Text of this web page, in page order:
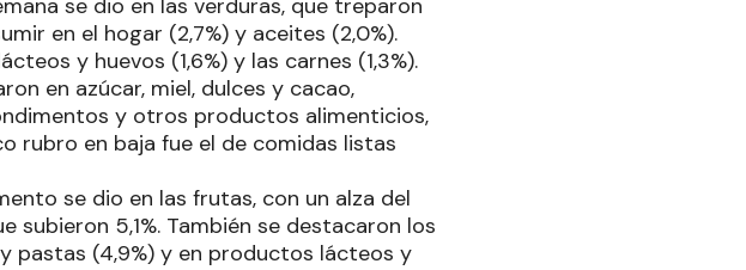
se dio en las verduras, que treparon
en el hogar (2,7%) y aceites (2,0%).
y huevos (1,6%) y las carnes (1,3%).
en azúcar, miel, dulces y cacao,
y otros productos alimenticios,
rubro en baja fue el de comidas listas
se dio en las frutas, con un alza del
subieron 5,1%. También se destacaron los
pastas (4,9%) y en productos lácteos y